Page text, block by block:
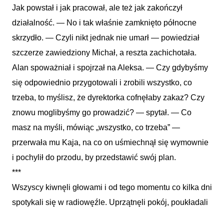
Jak powstał i jak pracował, ale też jak zakończył
działalność. — No i tak właśnie zamknięto północne
skrzydło. — Czyli nikt jednak nie umarł — powiedział
szczerze zawiedziony Michał, a reszta zachichotała.
Alan spoważniał i spojrzał na Aleksa. — Czy gdybyśmy
się odpowiednio przygotowali i zrobili wszystko, co
trzeba, to myślisz, że dyrektorka cofnęłaby zakaz? Czy
znowu moglibyśmy go prowadzić? — spytał. — Co
masz na myśli, mówiąc „wszystko, co trzeba” —
przerwała mu Kaja, na co on uśmiechnął się wymownie
i pochylił do przodu, by przedstawić swój plan.
***
Wszyscy kiwnęli głowami i od tego momentu co kilka dni
spotykali się w radiowęźle. Uprzątnęli pokój, poukładali